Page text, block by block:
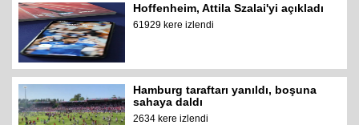
Hoffenheim, Attila Szalai'yi açıkladı
61929 kere izlendi
Hamburg taraftarı yanıldı, boşuna
sahaya daldı
2634 kere izlendi